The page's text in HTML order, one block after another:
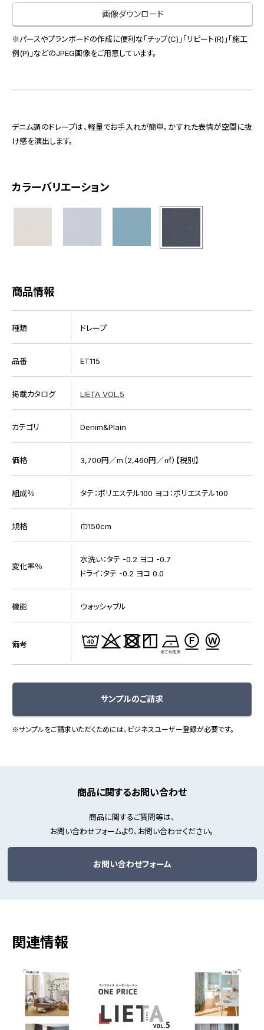
サンプル・カタログ請求／お問い合わせ（ビジネスのお客様）
スペースソリューション事業
オフィスソリューション事業
会社情報
画像ダウンロード
※パースやプランボードの作成に便利な「チップ(C)」「リピート(R)」「施工
例(P)」などのJPEG画像をご用意しています。
デニム調のドレープは、軽量でお手入れが簡単。かすれた表情が空間に抜
け感を演出します。
カラーバリエーション
商品情報
種類 ドレープ
品番 ET115
掲載カタログ LIETA VOL.5
カテゴリ Denim&Plain
価格 3,700円／m（2,460円／㎡）【税別】
組成％ タテ：ポリエステル100 ヨコ：ポリエステル100
規格 巾150cm
変化率％
水洗い：タテ -0.2 ヨコ -0.7
ドライ：タテ -0.2 ヨコ 0.0
機能 ウォッシャブル
備考
サンプルのご請求
※サンプルをご請求いただくためには、ビジネスユーザー登録が必要です。
商品に関するお問い合わせ
商品に関するご質問等は、
お問い合わせフォームより、お問い合わせください。
お問い合わせフォーム
関連情報